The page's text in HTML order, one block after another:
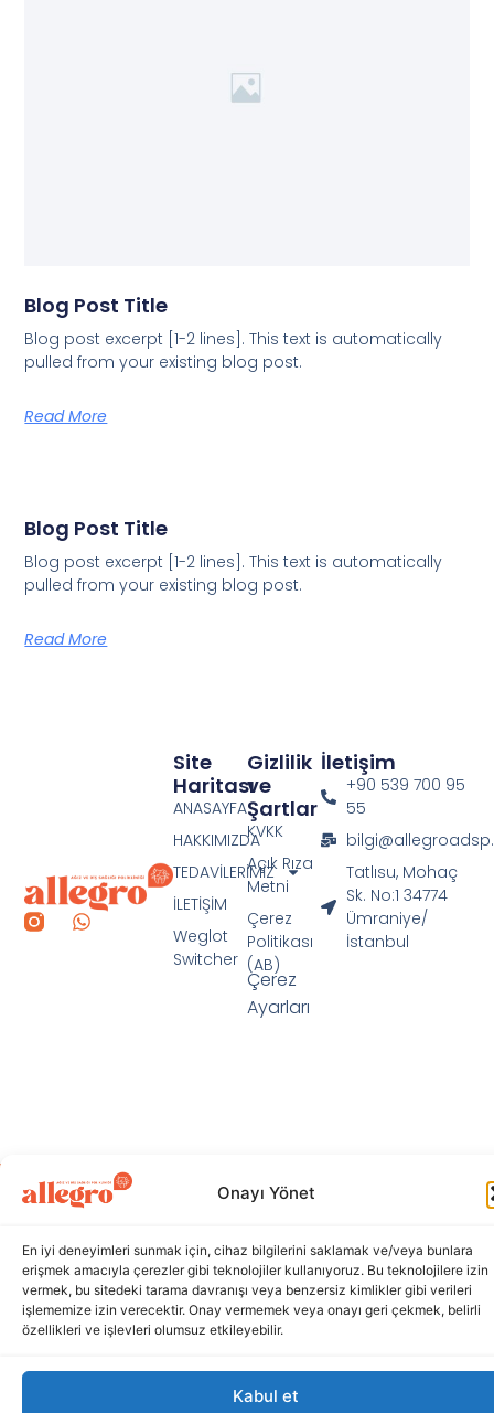
Onayı Yönet
En iyi deneyimleri sunmak için, cihaz bilgilerini saklamak ve/veya bunlara
erişmek amacıyla çerezler gibi teknolojiler kullanıyoruz. Bu teknolojilere izin
vermek, bu sitedeki tarama davranışı veya benzersiz kimlikler gibi verileri
işlememize izin verecektir. Onay vermemek veya onayı geri çekmek, belirli
özellikleri ve işlevleri olumsuz etkileyebilir.
Kabul et
Blog Post Title
Blog post excerpt [1-2 lines]. This text is automatically
pulled from your existing blog post.
Read More
Blog Post Title
Blog post excerpt [1-2 lines]. This text is automatically
pulled from your existing blog post.
Read More
Gizlilik
ve
Şartlar
KVKK
Açık Rıza
Metni
Çerez
Politikası
(AB)
Çerez
Ayarları
Site
Haritası
ANASAYFA
HAKKIMIZDA
TEDAVİLERİMİZ
İLETİŞİM
Weglot
Switcher
İletişim
+90 539 700 95
55
Tatlısu, Mohaç
Sk. No:1 34774
Ümraniye/
İstanbul
© 2026 AllegroADSP. Tüm hakları saklıdır. Designed by ELB
Ajans | Medya